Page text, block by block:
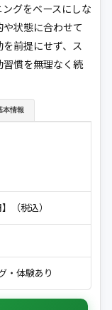
グをベースにしな
状態に合わせて
前提にせず、ス
習慣を無理なく続
本情報
（税込）
・体験あり